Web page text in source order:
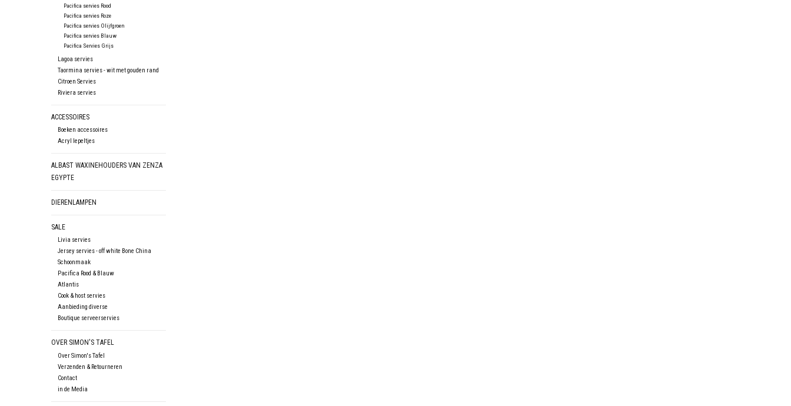
Pacifica servies Rood
Pacifica servies Roze
Pacifica servies Olijfgroen
Pacifica servies Blauw
Pacifica Servies Grijs
Lagoa servies
Taormina servies - wit met gouden rand
Citroen Servies
Riviera servies
ACCESSOIRES
Boeken accessoires
Acryl lepeltjes
ALBAST WAXINEHOUDERS VAN ZENZA
EGYPTE
DIERENLAMPEN
SALE
Livia servies
Jersey servies - off white Bone China
Schoonmaak
Pacifica Rood & Blauw
Atlantis
Cook & host servies
Aanbieding diverse
Boutique serveerservies
OVER SIMON'S TAFEL
Over Simon's Tafel
Verzenden & Retourneren
Contact
in de Media